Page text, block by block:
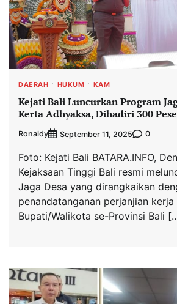
DAERAH HUKUM KAM
Kejati Bali Luncurkan Program
Kerta Adhyaksa, Dihadiri 300
Ronaldy September 11, 2025 0
Foto: Kejati Bali BATARA.INFO,
Kejaksaan Tinggi Bali resmi
Jaga Desa yang dirangkaikan
penandatanganan perjanjian kerja
Bupati/Walikota se-Provinsi Bali